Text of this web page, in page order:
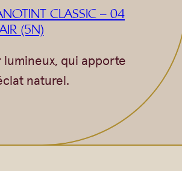
CLASSIC – 04
(5N)
qui apporte
naturel.